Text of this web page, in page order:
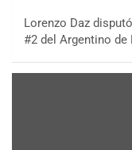
Lorenzo Daz
#2 del Argentino de